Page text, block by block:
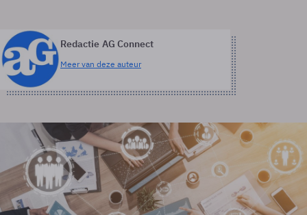
Redactie AG Connect
Meer van deze auteur